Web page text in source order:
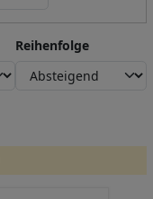
Reihenfolge